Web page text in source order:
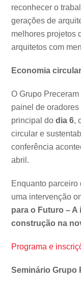
reconhecer o
gerações de
melhores projetos
arquitetos com
Economia
O Grupo
painel de
principal dodia 6,
circular e
conferência
abril.
Enquanto parceiro
uma intervenção
para o Futuro –
construção na
Programa e
Seminário Grupo